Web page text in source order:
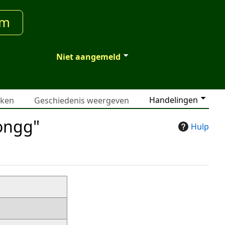
Niet aangemeld
Handelingen
Geschiedenis weergeven
Hulp